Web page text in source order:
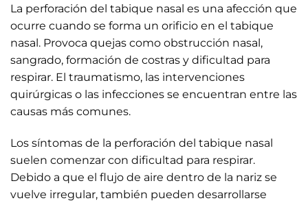
La perforación del tabique nasal es una afección que
ocurre cuando se forma un orificio en el tabique
nasal. Provoca quejas como obstrucción nasal,
sangrado, formación de costras y dificultad para
respirar. El traumatismo, las intervenciones
quirúrgicas o las infecciones se encuentran entre las
causas más comunes.
Los síntomas de la perforación del tabique nasal
suelen comenzar con dificultad para respirar.
Debido a que el flujo de aire dentro de la nariz se
vuelve irregular, también pueden desarrollarse